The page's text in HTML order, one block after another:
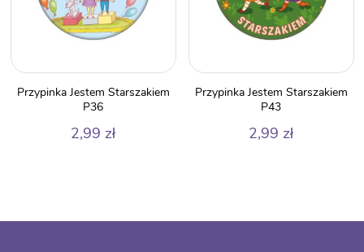
Przypinka Jestem Starszakiem
P36
2,99 zł
Przypinka Jestem Starszakiem
P43
2,99 zł